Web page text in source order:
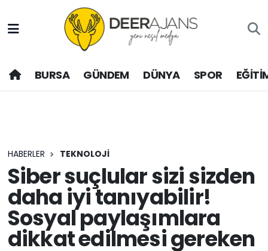
BURSA GÜNDEM DÜNYA SPOR
HABERLER TEKNOLOJİ
Siber suçlular sizi sizden
daha iyi tanıyabilir!
Sosyal paylaşımlara
dikkat edilmesi gereken
Hava Durumu
Trafik Durumu
Son Dakika Haberleri
Haber Arşivi